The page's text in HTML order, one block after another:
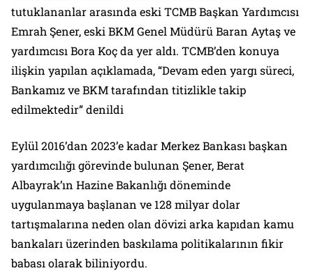
tutuklananlar arasında eski TCMB Başkan Yardımcısı
Emrah Şener, eski BKM Genel Müdürü Baran Aytaş ve
yardımcısı Bora Koç da yer aldı. TCMB’den konuya
ilişkin yapılan açıklamada, “Devam eden yargı süreci,
Bankamız ve BKM tarafından titizlikle takip
edilmektedir” denildi
Eylül 2016’dan 2023’e kadar Merkez Bankası başkan
yardımcılığı görevinde bulunan Şener, Berat
Albayrak’ın Hazine Bakanlığı döneminde
uygulanmaya başlanan ve 128 milyar dolar
tartışmalarına neden olan dövizi arka kapıdan kamu
bankaları üzerinden baskılama politikalarının fikir
babası olarak biliniyordu.